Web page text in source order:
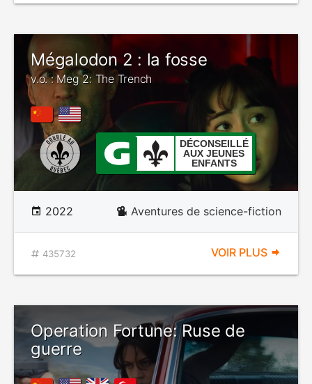
Mégalodon 2 : la fosse
v.o. : Meg 2: The Trench
DÉCONSEILLÉ
AUX JEUNES
ENFANTS
2022 Aventures de science-fiction
435732 VOIR PLUS
Operation Fortune: Ruse de
guerre